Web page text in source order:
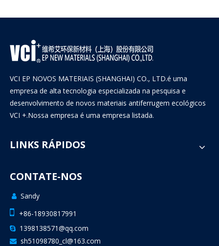
VCI EP NOVOS MATERIAIS (SHANGHAI) CO., LTD.é uma
empresa de alta tecnologia especializada na pesquisa e
desenvolvimento de novos materiais antiferrugem ecológicos
VCI +.Nossa empresa é uma empresa listada.
LINKS RÁPIDOS
CONTATE-NOS
 Sandy
 +86-18930817991
 1398138571@qq.com
 sh51098780_cl@163.com